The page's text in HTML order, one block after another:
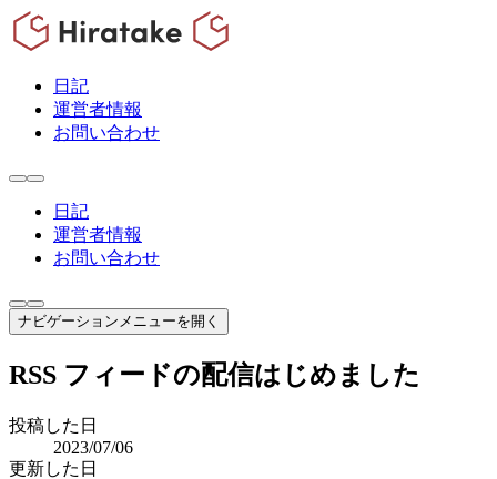
日記
運営者情報
お問い合わせ
日記
運営者情報
お問い合わせ
ナビゲーションメニューを開く
RSS フィードの配信はじめました
投稿した日
2023/07/06
更新した日